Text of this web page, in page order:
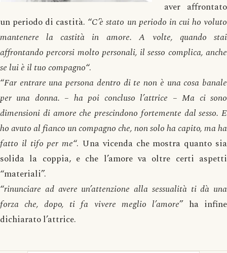
aver affrontato
un periodo di castità. “C’è stato un periodo in cui ho voluto
mantenere la castità in amore. A volte, quando stai
affrontando percorsi molto personali, il sesso complica, anche
se lui è il tuo compagno“.
“Far entrare una persona dentro di te non è una cosa banale
per una donna. – ha poi concluso l’attrice – Ma ci sono
dimensioni di amore che prescindono fortemente dal sesso. E
ho avuto al fianco un compagno che, non solo ha capito, ma ha
fatto il tifo per me“. Una vicenda che mostra quanto sia
solida la coppia, e che l’amore va oltre certi aspetti
“materiali”.
“rinunciare ad avere un’attenzione alla sessualità ti dà una
forza che, dopo, ti fa vivere meglio l’amore” ha infine
dichiarato l’attrice.